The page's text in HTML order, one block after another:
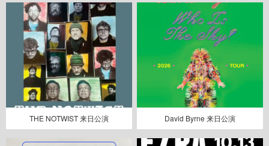
THE NOTWIST 来日公演 David Byrne 来日公演